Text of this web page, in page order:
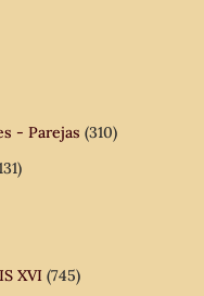
- Parejas (310)
XVI (745)